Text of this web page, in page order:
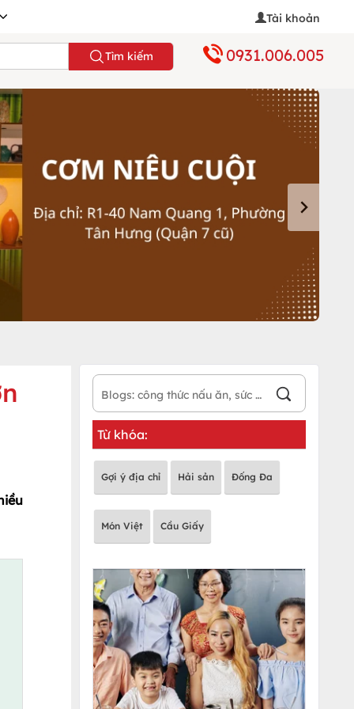
Tài khoản
Tìm kiếm 0931.006.005
Từ khóa:
Gợi ý địa chỉ Hải sản Đống Đa
Món Việt Cầu Giấy